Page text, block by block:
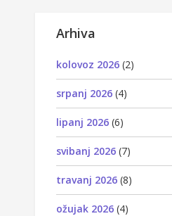
Arhiva
kolovoz 2026 (2)
srpanj 2026 (4)
lipanj 2026 (6)
svibanj 2026 (7)
travanj 2026 (8)
ožujak 2026 (4)